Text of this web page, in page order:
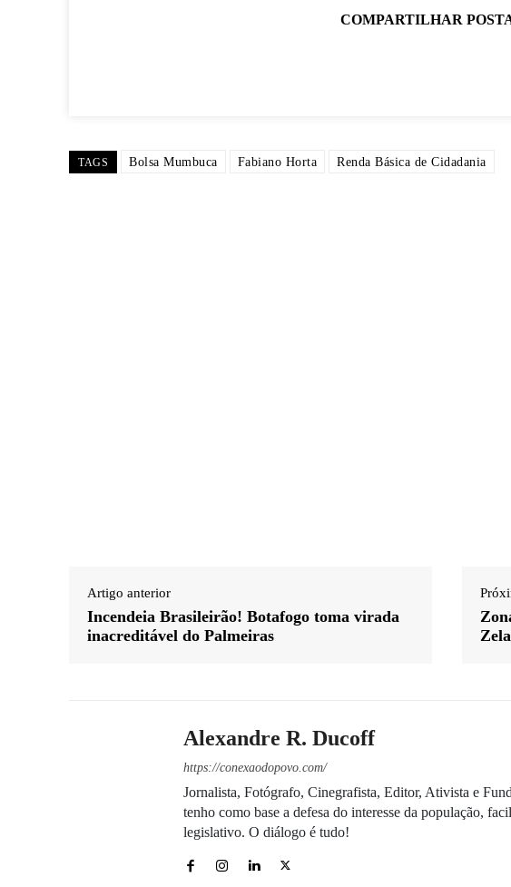
COMPARTILHAR
TAGS Bolsa Mumbuca Fabiano Horta Renda Básica de Cidadania
Artigo anterior
Incendeia Brasileirão! Botafogo toma virada
inacreditável do Palmeiras
Alexandre R. Ducoff
https://conexaodopovo.com/
Jornalista, Fotógrafo, Cinegrafista, Editor, Ativista e
tenho como base a defesa do interesse da população,
legislativo. O diálogo é tudo!